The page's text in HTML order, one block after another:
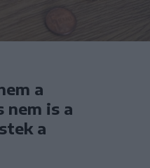
a
nem is a
a